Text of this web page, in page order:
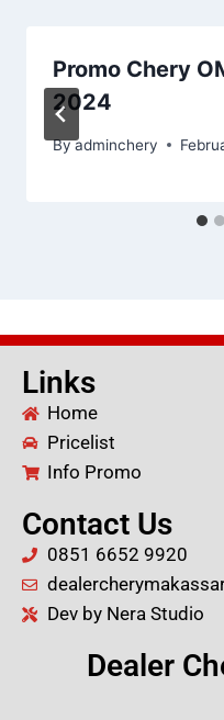
Promo Chery
2024
Byadminchery
Links
Home
Pricelist
Info Promo
Contact Us
0851 6652 9920
Dev by Nera Studio
Dealer